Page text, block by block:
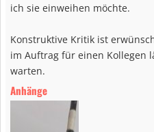
ich sie einweihen möchte.
Konstruktive Kritik ist
im Auftrag für einen Kollegen
warten.
Anhänge